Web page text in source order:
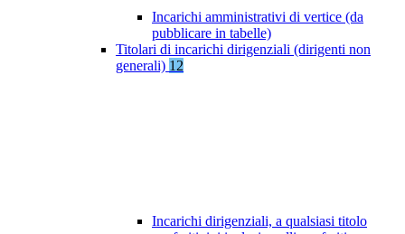
Incarichi amministrativi di vertice (da
pubblicare in tabelle)
Titolari di incarichi dirigenziali (dirigenti non
generali) 12
Incarichi dirigenziali, a qualsiasi titolo